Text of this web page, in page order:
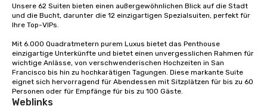
Unsere 62 Suiten bieten einen außergewöhnlichen Blick auf die Stadt
und die Bucht, darunter die 12 einzigartigen Spezialsuiten, perfekt für
Ihre Top-VIPs.
Mit 6.000 Quadratmetern purem Luxus bietet das Penthouse
einzigartige Unterkünfte und bietet einen unvergesslichen Rahmen für
wichtige Anlässe, von verschwenderischen Hochzeiten in San
Francisco bis hin zu hochkarätigen Tagungen. Diese markante Suite
eignet sich hervorragend für Abendessen mit Sitzplätzen für bis zu 60
Personen oder für Empfänge für bis zu 100 Gäste.
Weblinks